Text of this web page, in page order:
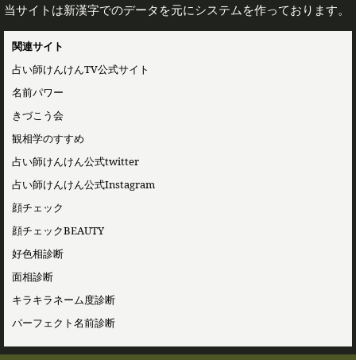
当サイトは新漢字でのデータを元にシステムを作っております。
関連サイト
占い師けんけんTV公式サイト
名前パワー
きづこう会
観相学のすすめ
占い師けんけん公式twitter
占い師けんけん公式Instagram
顔チェック
顔チェックBEAUTY
好色相診断
面相診断
キラキラネーム度診断
パーフェクト名前診断